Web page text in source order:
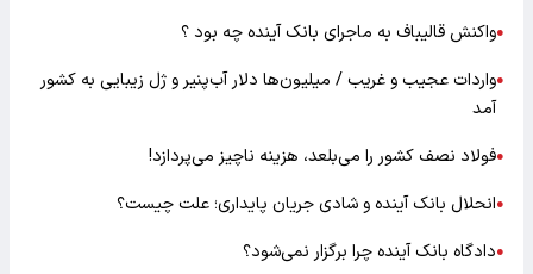
●واکنش قالیباف به ماجرای بانک آینده چه بود ؟
●واردات عجیب و غریب / میلیون‌ها دلار آب‌پنیر و ژل زیبایی به کشور
آمد
●فولاد نصف کشور را می‌بلعد، هزینه ناچیز می‌پردازد!
●انحلال بانک آینده و شادی جریان پایداری؛ علت چیست؟
●دادگاه بانک آینده چرا برگزار نمی‌شود؟